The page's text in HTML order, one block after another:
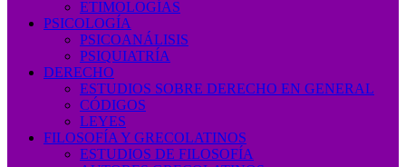
ETIMOLOGÍAS
PSICOLOGÍA
PSICOANÁLISIS
PSIQUIATRÍA
DERECHO
ESTUDIOS SOBRE DERECHO EN GENERAL
CÓDIGOS
LEYES
FILOSOFÍA Y GRECOLATINOS
ESTUDIOS DE FILOSOFÍA